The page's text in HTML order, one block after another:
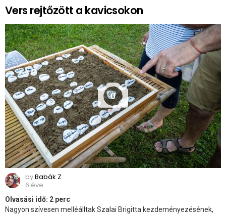
Vers rejtőzött a kavicsokon
0
byBabák Z
6 éve
Olvasási idő: 2 perc
Nagyon szívesen melléálltak Szalai Brigitta kezdeményezésének,